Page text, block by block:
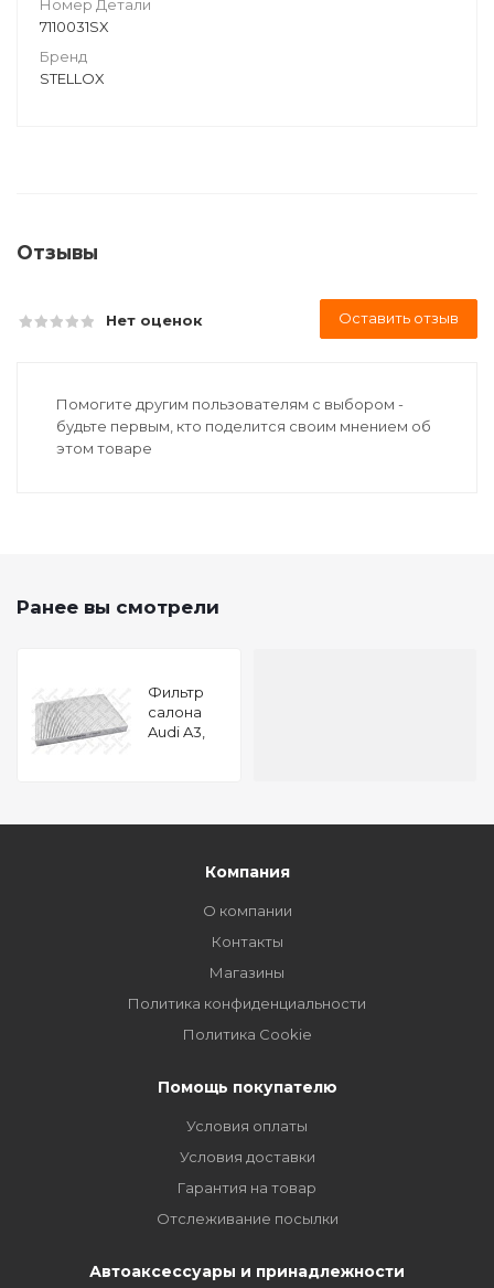
Номер Детали
7110031SX
Бренд
STELLOX
Отзывы
Нет оценок Оставить отзыв
Помогите другим пользователям с выбором -
будьте первым, кто поделится своим мнением об
этом товаре
Ранее вы смотрели
Фильтр
салона
Audi A3,
Компания
О компании
Контакты
Магазины
Политика конфиденциальности
Политика Cookie
Помощь покупателю
Условия оплаты
Условия доставки
Гарантия на товар
Отслеживание посылки
Автоаксессуары и принадлежности